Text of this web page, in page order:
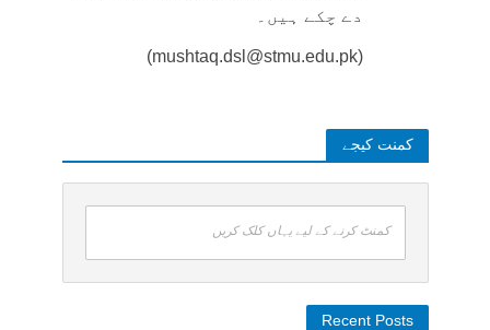
دے چکے ہیں۔
(mushtaq.dsl@stmu.edu.pk)
کمنت کیجے
کمنٹ کرنے کے لیے یہاں کلک کریں
Recent Posts